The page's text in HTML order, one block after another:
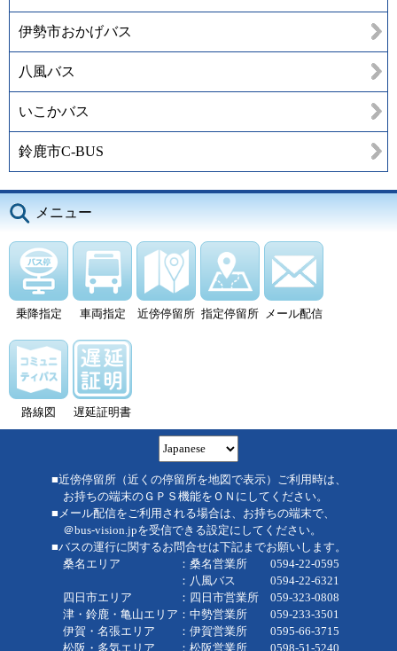
伊勢市おかげバス
八風バス
いこかバス
鈴鹿市C-BUS
メニュー
乗降指定 車両指定 近傍停留所 指定停留所 メール配信
路線図 遅延証明書
■近傍停留所（近くの停留所を地図で表示）ご利用時は、
お持ちの端末のＧＰＳ機能をＯＮにしてください。
■メール配信をご利用される場合は、お持ちの端末で、
＠bus-vision.jpを受信できる設定にしてください。
■バスの運行に関するお問合せは下記までお願いします。
桑名エリア ：桑名営業所 0594-22-0595
：八風バス 0594-22-6321
四日市エリア ：四日市営業所 059-323-0808
津・鈴鹿・亀山エリア：中勢営業所 059-233-3501
伊賀・名張エリア ：伊賀営業所 0595-66-3715
松阪・多気エリア ：松阪営業所 0598-51-5240